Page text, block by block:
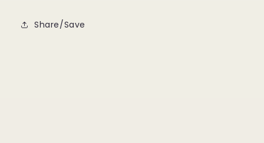
Share/Save